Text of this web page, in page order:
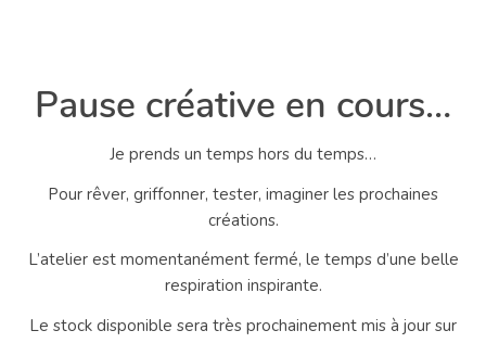
Pause créative en cours…
Je prends un temps hors du temps…
Pour rêver, griffonner, tester, imaginer les prochaines
créations.
L’atelier est momentanément fermé, le temps d’une belle
respiration inspirante.
Le stock disponible sera très prochainement mis à jour sur